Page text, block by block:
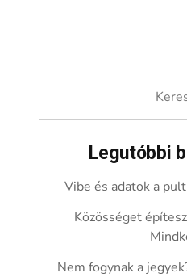
Legutóbbi
Vibe és adatok a
Közösséget
Nem fogynak a